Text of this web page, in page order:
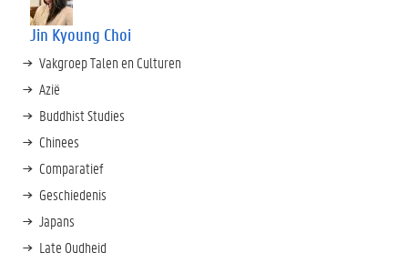
Jin Kyoung Choi
Vakgroep Talen en Culturen
Azië
Buddhist Studies
Chinees
Comparatief
Geschiedenis
Japans
Late Oudheid